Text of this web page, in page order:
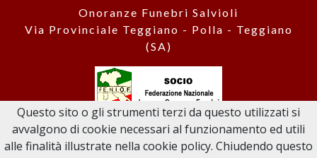
Onoranze Funebri Salvioli
Via Provinciale Teggiano - Polla - Teggiano
(SA)
© 2026 Funeral Services Salvioli sas di Luigi Salvioli & C. - P.I.
05730480653
Questo sito o gli strumenti terzi da questo utilizzati si
avvalgono di cookie necessari al funzionamento ed utili
alle finalità illustrate nella cookie policy. Chiudendo questo